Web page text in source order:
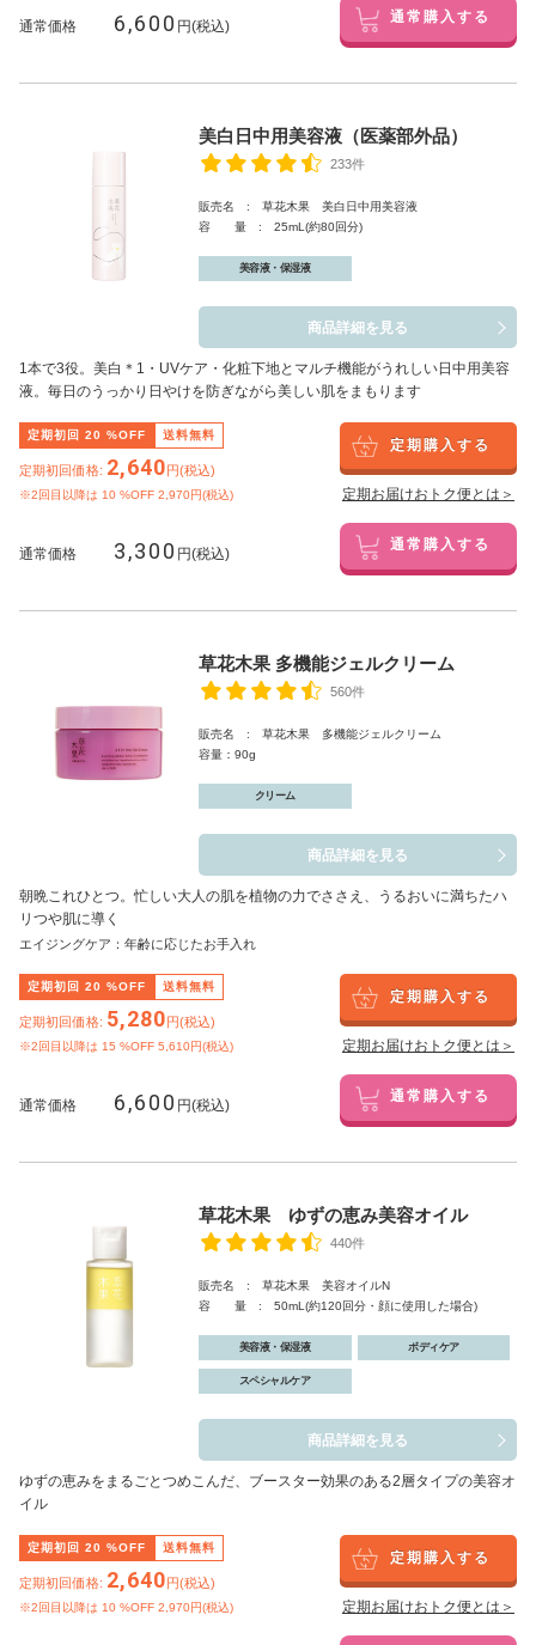
通常価格 6,600 円(税込) 通常購入する
美白日中用美容液（医薬部外品）
233件
販売名 : 草花木果 美白日中用美容液
容 量 : 25mL(約80回分)
美容液・保湿液
商品詳細を見る
1本で3役。美白 ＊1 ・UVケア・化粧下地とマルチ機能がうれしい日中用美容
液。毎日のうっかり日やけを防ぎながら美しい肌をまもります
定期初回 20 %OFF 送料無料
定期初回価格: 2,640円(税込)
※2回目以降は 10 %OFF 2,970円(税込)
定期購入する
定期お届けおトク便とは＞
通常価格 3,300 円(税込) 通常購入する
草花木果 多機能ジェルクリーム
560件
販売名 : 草花木果 多機能ジェルクリーム
容量：90g
クリーム
商品詳細を見る
朝晩これひとつ。忙しい大人の肌を植物の力でささえ、うるおいに満ちたハ
リつや肌に導く
エイジングケア：年齢に応じたお手入れ
定期初回 20 %OFF 送料無料
定期初回価格: 5,280円(税込)
※2回目以降は 15 %OFF 5,610円(税込)
定期購入する
定期お届けおトク便とは＞
通常価格 6,600 円(税込) 通常購入する
草花木果 ゆずの恵み美容オイル
440件
販売名 : 草花木果 美容オイルN
容 量 : 50mL(約120回分・顔に使用した場合)
美容液・保湿液 ボディケア
スペシャルケア
商品詳細を見る
ゆずの恵みをまるごとつめこんだ、ブースター効果のある2層タイプの美容オ
イル
定期初回 20 %OFF 送料無料
定期初回価格: 2,640円(税込)
※2回目以降は 10 %OFF 2,970円(税込)
定期購入する
定期お届けおトク便とは＞